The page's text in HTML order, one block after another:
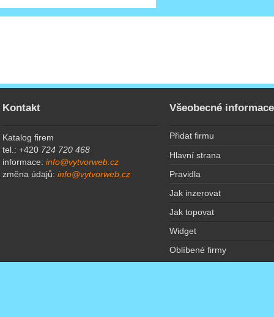
Kontakt
Katalog firem
tel.: +420 724 720 468
informace:info@vytvorweb.cz
změna údajů:info@vytvorweb.cz
Všeobecné informace
Přidat firmu
Hlavní strana
Pravidla
Jak inzerovat
Jak topovat
Widget
Oblíbené firmy